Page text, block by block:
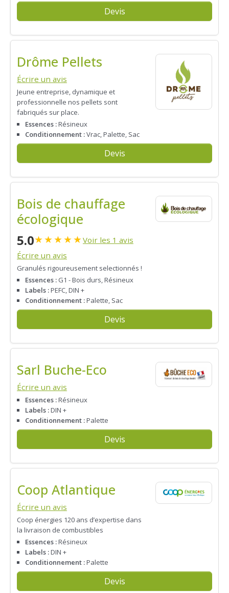
Devis
Drôme Pellets
Écrire un avis
Jeune entreprise, dynamique et
professionnelle nos pellets sont
fabriqués sur place.
Essences :Résineux
Conditionnement :Vrac, Palette, Sac
Devis
Bois de chauffage
écologique
5.0★★★★★Voir les 1 avis
Écrire un avis
Granulés rigoureusement selectionnés !
Essences : G1 - Bois durs, Résineux
Labels :PEFC, DIN +
Conditionnement :Palette, Sac
Devis
Sarl Buche-Eco
Écrire un avis
Essences :Résineux
Labels :DIN +
Conditionnement :Palette
Devis
Coop Atlantique
Écrire un avis
Coop énergies 120 ans d’expertise dans
la livraison de combustibles
Essences :Résineux
Labels :DIN +
Conditionnement :Palette
Devis